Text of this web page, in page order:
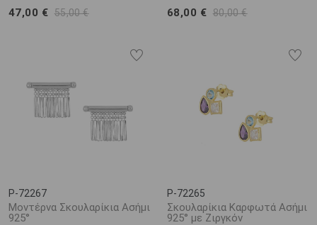
47,00 € 55,00 €
68,00 € 80,00 €
P-72267
Μοντέρνα Σκουλαρίκια Ασήμι
925°
P-72265
Σκουλαρίκια Καρφωτά Ασήμι
925° με Ζιργκόν